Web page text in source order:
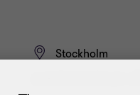
Stockholm